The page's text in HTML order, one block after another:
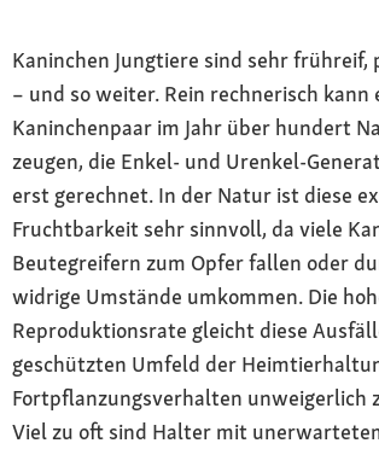
Kaninchen Jungtiere sind sehr frühreif,
– und so weiter. Rein rechnerisch kann
Kaninchenpaar im Jahr über hundert
zeugen, die Enkel- und Urenkel-
erst gerechnet. In der Natur ist diese
Fruchtbarkeit sehr sinnvoll, da viele
Beutegreifern zum Opfer fallen oder
widrige Umstände umkommen. Die
Reproduktionsrate gleicht diese
geschützten Umfeld der
Fortpflanzungsverhalten unweigerlich
Viel zu oft sind Halter mit